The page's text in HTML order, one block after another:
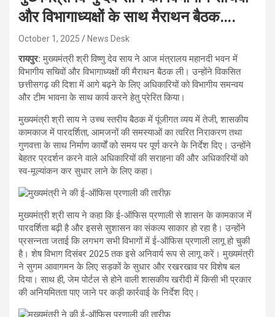
और विभागाध्यक्षों के साथ मैराथन बैठक….
October 1, 2025 News Desk
रायपुर: मुख्यमंत्री श्री विष्णु देव साय ने आज मंत्रालय महानदी भवन में
विभागीय सचिवों और विभागाध्यक्षों की मैराथन बैठक ली। उन्होंने विकसित
छत्तीसगढ़ की दिशा में आगे बढ़ने के लिए अधिकारियों को विभागीय समन्वय
और टीम भावना के साथ कार्य करने हेतु प्रेरित किया।
मुख्यमंत्री श्री साय ने उच्च स्तरीय बैठक में पूंजीगत व्यय में तेजी, शासकीय
कामकाज में पारदर्शिता, आमजनों की समस्याओं का त्वरित निराकरण तथा
गुणवत्ता के साथ निर्माण कार्यों को समय पर पूर्ण करने के निर्देश दिए। उन्होंने
बेहतर प्रदर्शन करने वाले अधिकारियों की सराहना की और अधिकारियों को
स्व-मूल्यांकन कर सुधार लाने के लिए कहा।
मुख्यमंत्री श्री साय ने कहा कि ई-ऑफिस प्रणाली से शासन के कामकाज में
पारदर्शिता बढ़ी है और इससे सुशासन का संकल्प साकार हो रहा है। उन्होंने
प्रसन्नता जताई कि लगभग सभी विभागों में ई-ऑफिस प्रणाली लागू हो चुकी
है। शेष विभाग दिसंबर 2025 तक इसे अनिवार्य रूप से लागू करें। मुख्यमंत्री
ने सुगम आवागमन के लिए सड़कों के सुधार और रखरखाव पर विशेष बल
दिया। साथ ही, जेम पोर्टल से होने वाली शासकीय खरीदी में किसी भी प्रकार
की अनियमितता पाए जाने पर कड़ी कार्रवाई के निर्देश दिए।